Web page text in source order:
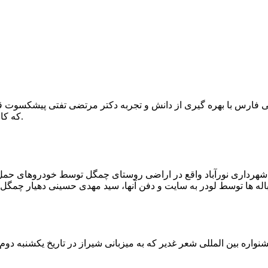
که کار احیا با حفر یک چاه ۲ متری و یک راهرو افقی ۲ متری صورت گرفت.
نورآباد واقع در اراضی روستای چمگل توسط خودروهای
بین المللی شعر غدیر که به میزبانی شیراز در تاریخ یکشنبه